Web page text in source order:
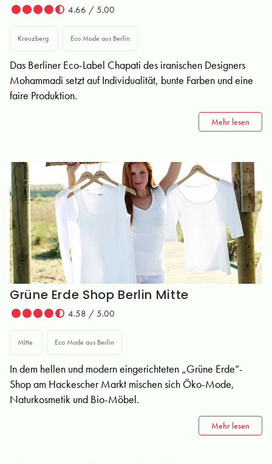
4.66 / 5.00
Kreuzberg Eco Mode aus Berlin
Das Berliner Eco-Label Chapati des iranischen Designers
Mohammadi setzt auf Individualität, bunte Farben und eine
faire Produktion.
Mehr lesen
Grüne Erde Shop Berlin Mitte
4.58 / 5.00
Mitte Eco Mode aus Berlin
In dem hellen und modern eingerichteten „Grüne Erde“-
Shop am Hackescher Markt mischen sich Öko-Mode,
Naturkosmetik und Bio-Möbel.
Mehr lesen